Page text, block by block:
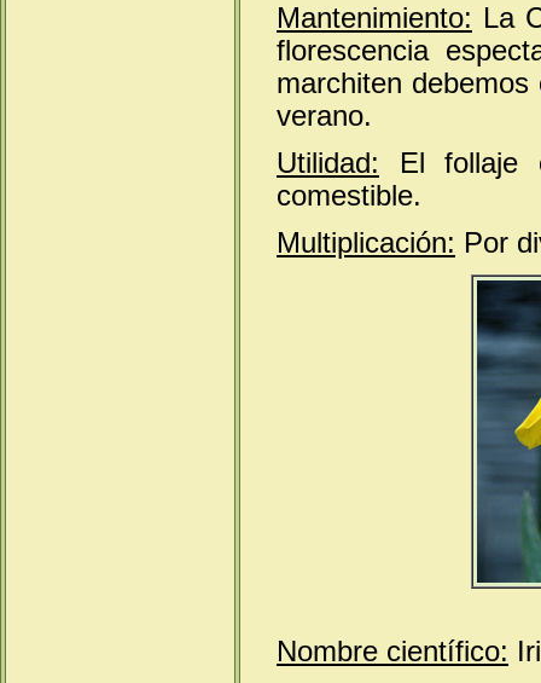
Mantenimiento: La
florescencia
marchiten
verano.
Utilidad: El follaje
comestible.
Multiplicación: Por
Nombre científico: